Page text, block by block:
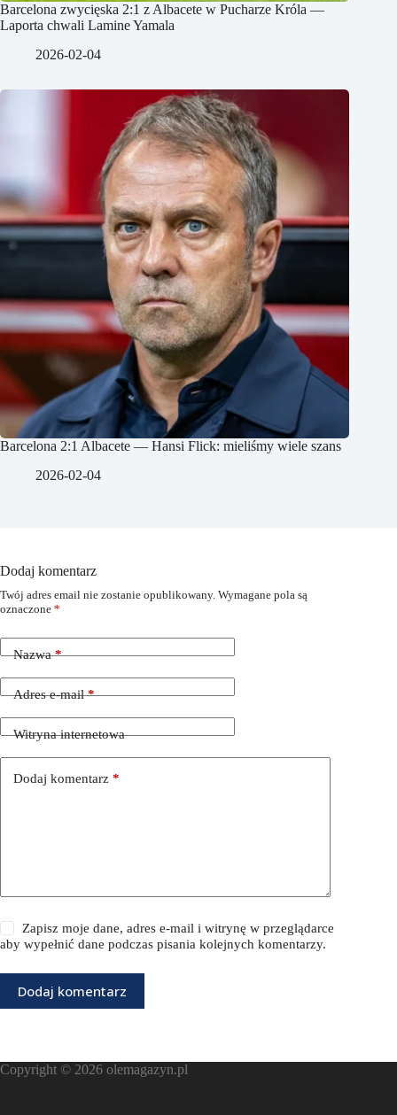
Barcelona zwycięska 2:1 z Albacete w Pucharze Króla —
Laporta chwali Lamine Yamala
2026-02-04
Barcelona 2:1 Albacete — Hansi Flick: mieliśmy wiele szans
2026-02-04
Dodaj komentarz
Twój adres email nie zostanie opublikowany. Wymagane pola są
oznaczone *
Nazwa*
Adres e-mail*
Witryna internetowa
Dodaj komentarz *
Zapisz moje dane, adres e-mail i witrynę w przeglądarce
aby wypełnić dane podczas pisania kolejnych komentarzy.
Dodaj komentarz
Copyright © 2026 olemagazyn.pl